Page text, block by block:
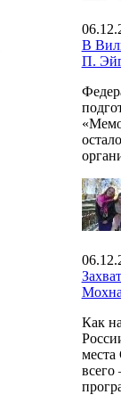
В
П.
Как
места
всего